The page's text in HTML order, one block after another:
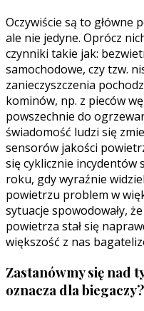
Oczywiście są to główne
ale nie jedyne. Oprócz
czynniki takie jak:
samochodowe, czy tzw.
zanieczyszczenia
kominów, np. z pieców
powszechnie do
świadomość ludzi się
sensorów jakości
się cyklicznie incydentów
roku, gdy wyraźnie
powietrzu problem w
sytuacje spowodowały,
powietrza stał się
większość z nas
Zastanówmy się nad
oznacza dla biegaczy?